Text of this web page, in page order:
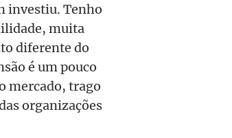
investiu. Tenho
muita
diferente do
é um pouco
mercado, trago
organizações